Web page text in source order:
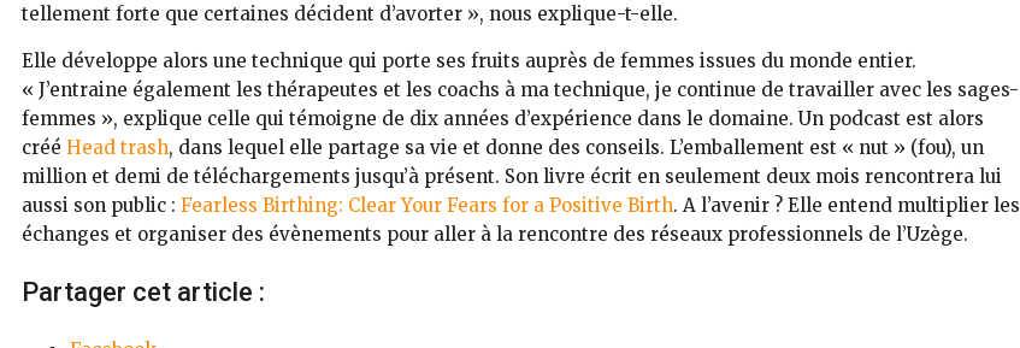
tellement forte que certaines décident d’avorter », nous explique-t-elle.
Elle développe alors une technique qui porte ses fruits auprès de femmes issues du monde entier.
« J’entraine également les thérapeutes et les coachs à ma technique, je continue de travailler avec les sages-
femmes », explique celle qui témoigne de dix années d’expérience dans le domaine. Un podcast est alors
créé Head trash, dans lequel elle partage sa vie et donne des conseils. L’emballement est « nut » (fou), un
million et demi de téléchargements jusqu’à présent. Son livre écrit en seulement deux mois rencontrera lui
aussi son public : Fearless Birthing: Clear Your Fears for a Positive Birth. A l’avenir ? Elle entend multiplier les
échanges et organiser des évènements pour aller à la rencontre des réseaux professionnels de l’Uzège.
Partager cet article :